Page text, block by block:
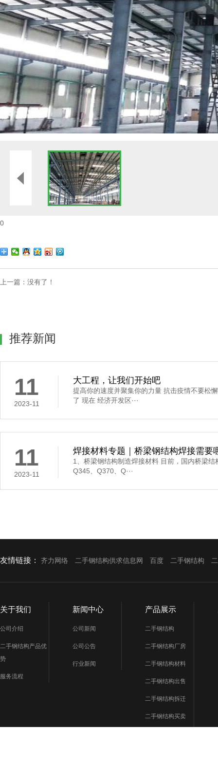
0
上一篇：没有了！
推荐新闻
11
2023-11
大工程，让我们开始吧
提高你的速度并聚集你的力量 抗击疫情不要松
了 现在 经济开发区···
11
2023-11
焊接材料专题｜桥梁钢结构焊接需要
1、桥梁钢结构制造焊接材料 目前，国内桥梁结
Q345、Q370、Q···
友情链接： 齐力网络 二手钢结构供求信息网 百度 二手钢结构
关于我们
公司介绍
二手钢结构产品优
势
服务流程
新闻中心
公司新闻
公司公告
行业新闻
产品展示
二手钢结构
二手钢结构厂房
二手钢结构材料
二手钢结构出售
二手钢结构拆迁
二手钢结构买卖